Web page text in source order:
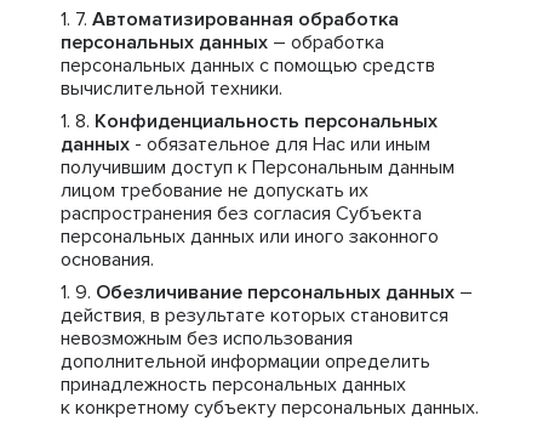
Автоматизированная обработка
персональных данных – обработка
персональных данных с помощью средств
вычислительной техники.
Конфиденциальность персональных
данных - обязательное для Нас или иным
получившим доступ к Персональным данным
лицом требование не допускать их
распространения без согласия Субъекта
персональных данных или иного законного
основания.
Обезличивание персональных данных –
действия, в результате которых становится
невозможным без использования
дополнительной информации определить
принадлежность персональных данных
к конкретному субъекту персональных данных.